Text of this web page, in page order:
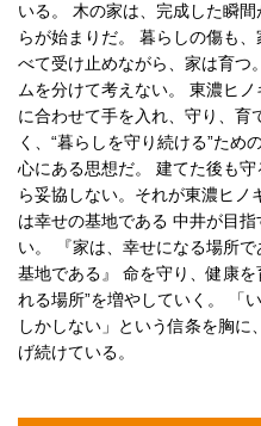
いる。 木の家は、完成した瞬
らが始まりだ。 暮らしの傷も
べて受け止めながら、家は育つ
ムを分けて考えない。 東濃ヒ
に合わせて手を入れ、守り、育
く、“暮らしを守り続ける”ため
心にある思想だ。 建てた後も
ら妥協しない。それが東濃ヒノ
は幸せの基地である 中井が目
い。 『家は、幸せになる場所
基地である』 命を守り、健康
れる場所”を増やしていく。 「
しかしない」という信条を胸
げ続けている。